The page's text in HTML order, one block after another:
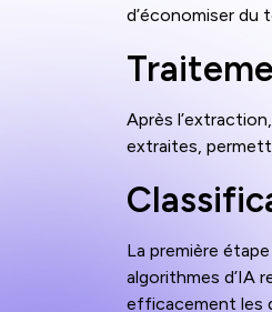
d’économiser du
Après
extraites,
La première
algorithmes d’IA
efficacement les